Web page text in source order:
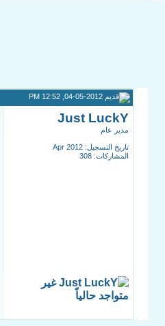
Just LuckY
مدير عام
تاريخ التسجيل: Apr 2012
المشاركات: 308